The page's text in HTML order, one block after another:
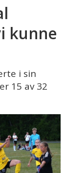
kunne
i sin
15 av 32